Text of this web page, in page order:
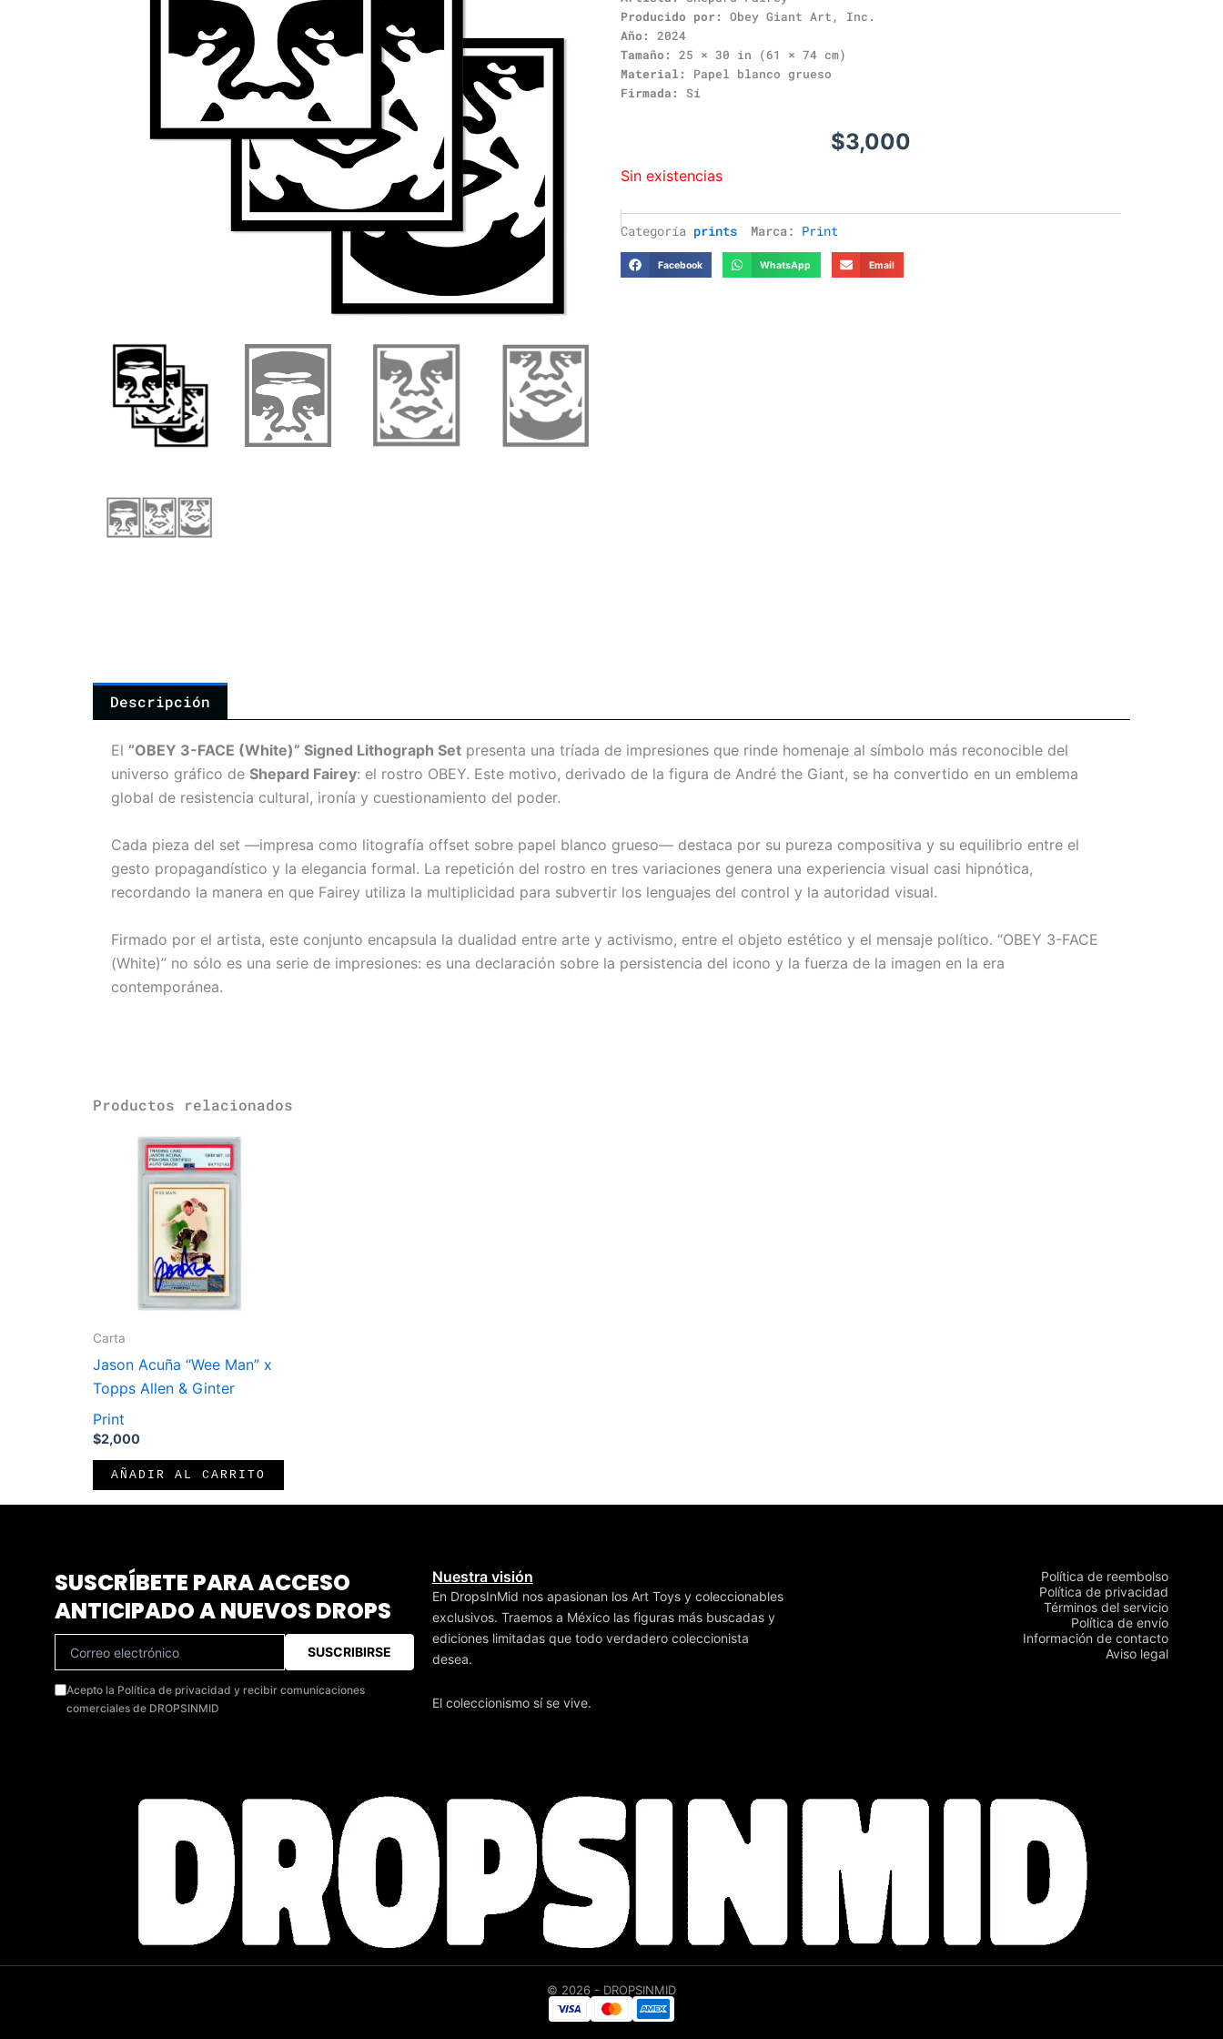
Producido por:
Obey Giant Art, Inc.
Año:
2024
Tamaño:
25 × 30 in (61 × 74 cm)
Material:
Papel blanco grueso
Firmada:
Sí
$3,000
Sin existencias
Categoría prints Marca: Print
Facebook WhatsApp Email
Descripción
El “OBEY 3-FACE (White)” Signed Lithograph Set presenta una tríada de impresiones que rinde homenaje al símbolo más reconocible del
universo gráfico de Shepard Fairey: el rostro OBEY. Este motivo, derivado de la figura de André the Giant, se ha convertido en un emblema
global de resistencia cultural, ironía y cuestionamiento del poder.
Cada pieza del set —impresa como litografía offset sobre papel blanco grueso— destaca por su pureza compositiva y su equilibrio entre el
gesto propagandístico y la elegancia formal. La repetición del rostro en tres variaciones genera una experiencia visual casi hipnótica,
recordando la manera en que Fairey utiliza la multiplicidad para subvertir los lenguajes del control y la autoridad visual.
Firmado por el artista, este conjunto encapsula la dualidad entre arte y activismo, entre el objeto estético y el mensaje político. “OBEY 3-FACE
(White)” no sólo es una serie de impresiones: es una declaración sobre la persistencia del icono y la fuerza de la imagen en la era
contemporánea.
Productos relacionados
Carta
Jason Acuña “Wee Man” x
Topps Allen & Ginter
Print
$2,000
AÑADIR AL CARRITO
SUSCRÍBETE PARA ACCESO
ANTICIPADO A NUEVOS DROPS
SUSCRIBIRSE
Acepto la Política de privacidad y recibir comunicaciones
comerciales de DROPSINMID
Nuestra visión
En DropsInMid nos apasionan los Art Toys y coleccionables
exclusivos. Traemos a México las figuras más buscadas y
ediciones limitadas que todo verdadero coleccionista
desea.
El coleccionismo sí se vive.
Política de reembolso
Política de privacidad
Términos del servicio
Política de envío
Información de contacto
Aviso legal
© 2026 - DROPSINMID